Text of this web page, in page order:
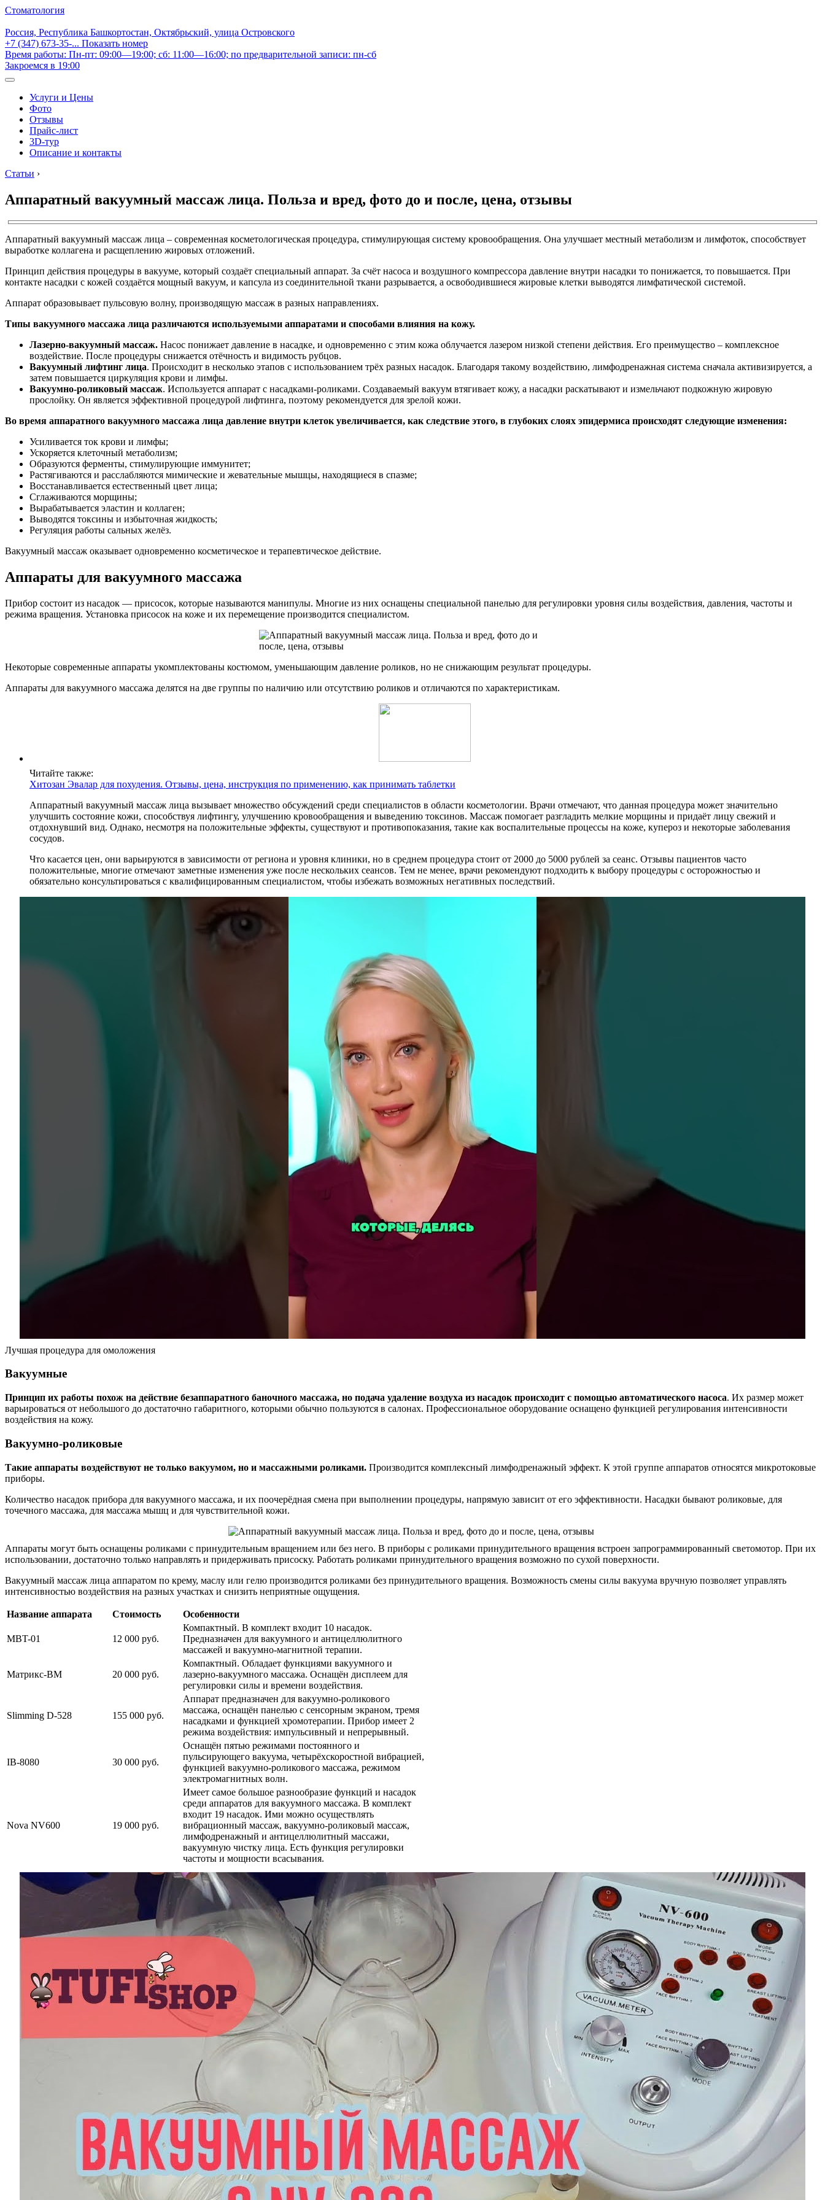
Стоматология
Россия, Республика Башкортостан, Октябрьский, улица Островского
+7 (347) 673-35-... Показать номер
Время работы: Пн-пт: 09:00—19:00; сб: 11:00—16:00; по предварительной записи: пн-сб
Закроемся в 19:00
Услуги и Цены
Фото
Отзывы
Прайс-лист
3D-тур
Описание и контакты
Статьи ›
Аппаратный вакуумный массаж лица. Польза и вред, фото до и после, цена, отзывы
Аппаратный вакуумный массаж лица – современная косметологическая процедура, стимулирующая систему кровообращения. Она улучшает местный метаболизм и лимфоток, способствует
выработке коллагена и расщеплению жировых отложений.
Принцип действия процедуры в вакууме, который создаёт специальный аппарат. За счёт насоса и воздушного компрессора давление внутри насадки то понижается, то повышается. При
контакте насадки с кожей создаётся мощный вакуум, и капсула из соединительной ткани разрывается, а освободившиеся жировые клетки выводятся лимфатической системой.
Аппарат образовывает пульсовую волну, производящую массаж в разных направлениях.
Типы вакуумного массажа лица различаются используемыми аппаратами и способами влияния на кожу.
Лазерно-вакуумный массаж. Насос понижает давление в насадке, и одновременно с этим кожа облучается лазером низкой степени действия. Его преимущество – комплексное
воздействие. После процедуры снижается отёчность и видимость рубцов.
Вакуумный лифтинг лица. Происходит в несколько этапов с использованием трёх разных насадок. Благодаря такому воздействию, лимфодренажная система сначала активизируется, а
затем повышается циркуляция крови и лимфы.
Вакуумно-роликовый массаж. Используется аппарат с насадками-роликами. Создаваемый вакуум втягивает кожу, а насадки раскатывают и измельчают подкожную жировую
прослойку. Он является эффективной процедурой лифтинга, поэтому рекомендуется для зрелой кожи.
Во время аппаратного вакуумного массажа лица давление внутри клеток увеличивается, как следствие этого, в глубоких слоях эпидермиса происходят следующие изменения:
Усиливается ток крови и лимфы;
Ускоряется клеточный метаболизм;
Образуются ферменты, стимулирующие иммунитет;
Растягиваются и расслабляются мимические и жевательные мышцы, находящиеся в спазме;
Восстанавливается естественный цвет лица;
Сглаживаются морщины;
Вырабатывается эластин и коллаген;
Выводятся токсины и избыточная жидкость;
Регуляция работы сальных желёз.
Вакуумный массаж оказывает одновременно косметическое и терапевтическое действие.
Аппараты для вакуумного массажа
Прибор состоит из насадок — присосок, которые называются манипулы. Многие из них оснащены специальной панелью для регулировки уровня силы воздействия, давления, частоты и
режима вращения. Установка присосок на коже и их перемещение производится специалистом.
Некоторые современные аппараты укомплектованы костюмом, уменьшающим давление роликов, но не снижающим результат процедуры.
Аппараты для вакуумного массажа делятся на две группы по наличию или отсутствию роликов и отличаются по характеристикам.
Читайте также:
Хитозан Эвалар для похудения. Отзывы, цена, инструкция по применению, как принимать таблетки
Аппаратный вакуумный массаж лица вызывает множество обсуждений среди специалистов в области косметологии. Врачи отмечают, что данная процедура может значительно
улучшить состояние кожи, способствуя лифтингу, улучшению кровообращения и выведению токсинов. Массаж помогает разгладить мелкие морщины и придаёт лицу свежий и
отдохнувший вид. Однако, несмотря на положительные эффекты, существуют и противопоказания, такие как воспалительные процессы на коже, купероз и некоторые заболевания
сосудов.
Что касается цен, они варьируются в зависимости от региона и уровня клиники, но в среднем процедура стоит от 2000 до 5000 рублей за сеанс. Отзывы пациентов часто
положительные, многие отмечают заметные изменения уже после нескольких сеансов. Тем не менее, врачи рекомендуют подходить к выбору процедуры с осторожностью и
обязательно консультироваться с квалифицированным специалистом, чтобы избежать возможных негативных последствий.
Лучшая процедура для омоложения
Вакуумные
Принцип их работы похож на действие безаппаратного баночного массажа, но подача удаление воздуха из насадок происходит с помощью автоматического насоса. Их размер может
варьироваться от небольшого до достаточно габаритного, которыми обычно пользуются в салонах. Профессиональное оборудование оснащено функцией регулирования интенсивности
воздействия на кожу.
Вакуумно-роликовые
Такие аппараты воздействуют не только вакуумом, но и массажными роликами. Производится комплексный лимфодренажный эффект. К этой группе аппаратов относятся микротоковые
приборы.
Количество насадок прибора для вакуумного массажа, и их поочерёдная смена при выполнении процедуры, напрямую зависит от его эффективности. Насадки бывают роликовые, для
точечного массажа, для массажа мышц и для чувствительной кожи.
Аппараты могут быть оснащены роликами с принудительным вращением или без него. В приборы с роликами принудительного вращения встроен запрограммированный светомотор. При их
использовании, достаточно только направлять и придерживать присоску. Работать роликами принудительного вращения возможно по сухой поверхности.
Вакуумный массаж лица аппаратом по крему, маслу или гелю производится роликами без принудительного вращения. Возможность смены силы вакуума вручную позволяет управлять
интенсивностью воздействия на разных участках и снизить неприятные ощущения.
Название аппарата Стоимость Особенности
MBT-01 12 000 руб.
Компактный. В комплект входит 10 насадок.
Предназначен для вакуумного и антицеллюлитного
массажей и вакуумно-магнитной терапии.
Матрикс-ВМ 20 000 руб.
Компактный. Обладает функциями вакуумного и
лазерно-вакуумного массажа. Оснащён дисплеем для
регулировки силы и времени воздействия.
Slimming D-528 155 000 руб.
Аппарат предназначен для вакуумно-роликового
массажа, оснащён панелью с сенсорным экраном, тремя
насадками и функцией хромотерапии. Прибор имеет 2
режима воздействия: импульсивный и непрерывный.
IB-8080 30 000 руб.
Оснащён пятью режимами постоянного и
пульсирующего вакуума, четырёхскоростной вибрацией,
функцией вакуумно-роликового массажа, режимом
электромагнитных волн.
Nova NV600 19 000 руб.
Имеет самое большое разнообразие функций и насадок
среди аппаратов для вакуумного массажа. В комплект
входит 19 насадок. Ими можно осуществлять
вибрационный массаж, вакуумно-роликовый массаж,
лимфодренажный и антицеллюлитный массажи,
вакуумную чистку лица. Есть функция регулировки
частоты и мощности всасывания.